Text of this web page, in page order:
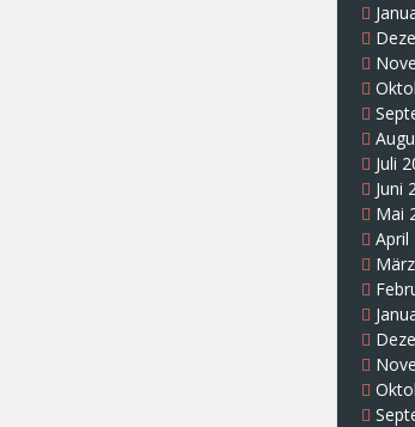
Juli
Juni
Mai
April